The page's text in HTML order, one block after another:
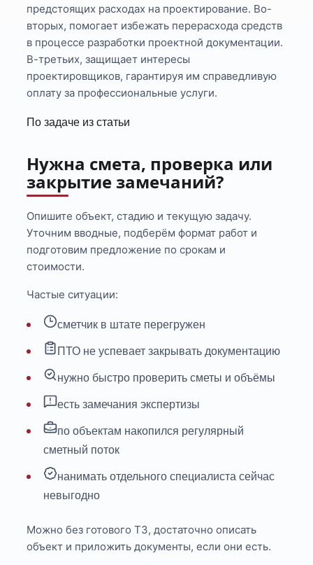
предстоящих расходах на проектирование. Во-
вторых, помогает избежать перерасхода средств
в процессе разработки проектной документации.
В-третьих, защищает интересы
проектировщиков, гарантируя им справедливую
оплату за профессиональные услуги.
По задаче из статьи
Нужна смета, проверка или
закрытие замечаний?
Опишите объект, стадию и текущую задачу.
Уточним вводные, подберём формат работ и
подготовим предложение по срокам и
стоимости.
Частые ситуации:
сметчик в штате перегружен
ПТО не успевает закрывать документацию
нужно быстро проверить сметы и объёмы
есть замечания экспертизы
по объектам накопился регулярный
сметный поток
нанимать отдельного специалиста сейчас
невыгодно
Можно без готового ТЗ, достаточно описать
объект и приложить документы, если они есть.